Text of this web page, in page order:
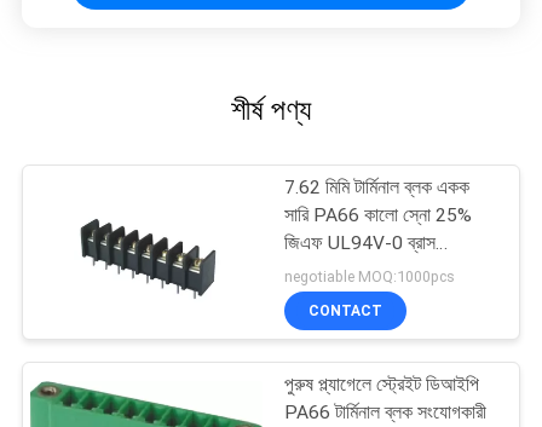
শীর্ষ পণ্য
7.62 মিমি টার্মিনাল ব্লক একক
সারি PA66 কালো স্নো 25%
জিএফ UL94V-0 ব্রাস
ধাতুপট্টাবৃত
negotiable MOQ:1000pcs
CONTACT
পুরুষ প্ল্যাগেলে স্ট্রেইট ডিআইপি
PA66 টার্মিনাল ব্লক সংযোগকারী